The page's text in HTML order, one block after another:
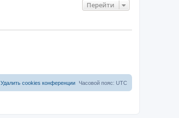
Перейти
Часовой пояс: UTC
Удалить cookies конференции